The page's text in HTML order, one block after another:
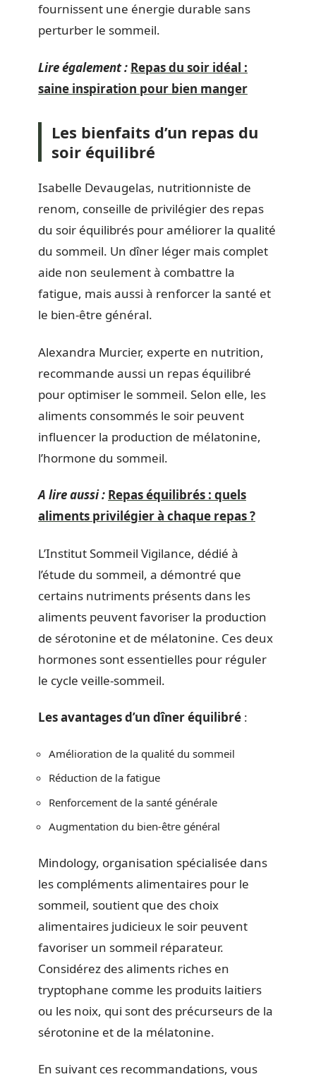
fournissent une énergie durable sans
perturber le sommeil.
Lire également : Repas du soir idéal :
saine inspiration pour bien manger
Les bienfaits d’un repas du
soir équilibré
Isabelle Devaugelas, nutritionniste de
renom, conseille de privilégier des repas
du soir équilibrés pour améliorer la qualité
du sommeil. Un dîner léger mais complet
aide non seulement à combattre la
fatigue, mais aussi à renforcer la santé et
le bien-être général.
Alexandra Murcier, experte en nutrition,
recommande aussi un repas équilibré
pour optimiser le sommeil. Selon elle, les
aliments consommés le soir peuvent
influencer la production de mélatonine,
l’hormone du sommeil.
A lire aussi : Repas équilibrés : quels
aliments privilégier à chaque repas ?
L’Institut Sommeil Vigilance, dédié à
l’étude du sommeil, a démontré que
certains nutriments présents dans les
aliments peuvent favoriser la production
de sérotonine et de mélatonine. Ces deux
hormones sont essentielles pour réguler
le cycle veille-sommeil.
Les avantages d’un dîner équilibré :
Amélioration de la qualité du sommeil
Réduction de la fatigue
Renforcement de la santé générale
Augmentation du bien-être général
Mindology, organisation spécialisée dans
les compléments alimentaires pour le
sommeil, soutient que des choix
alimentaires judicieux le soir peuvent
favoriser un sommeil réparateur.
Considérez des aliments riches en
tryptophane comme les produits laitiers
ou les noix, qui sont des précurseurs de la
sérotonine et de la mélatonine.
En suivant ces recommandations, vous